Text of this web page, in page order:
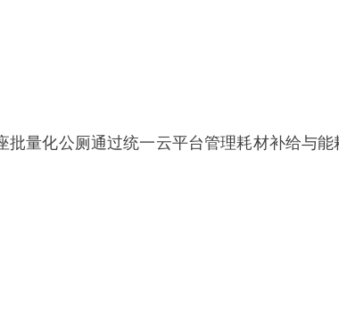
量化公厕通过统一云平台管理耗材补给与能